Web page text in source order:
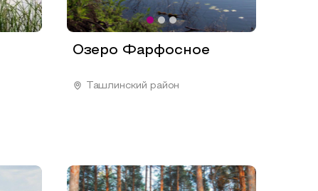
Озеро Фарфосное
Ташлинский район